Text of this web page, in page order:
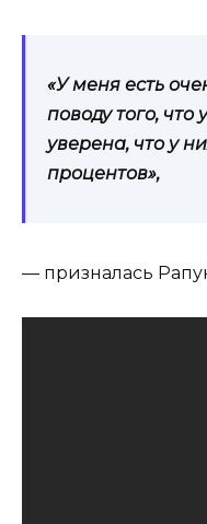
«У меня есть
поводу того,
уверена, что у
процентов»,
— призналась